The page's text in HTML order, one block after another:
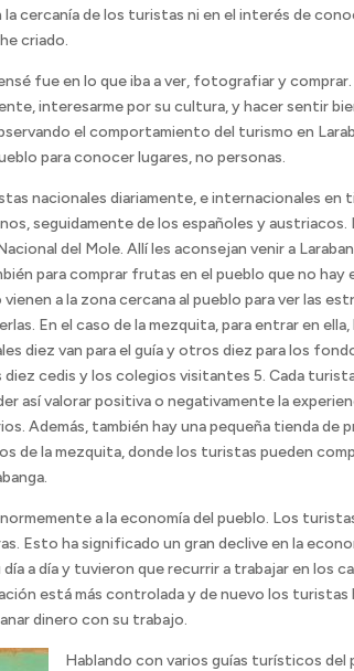
cercanía de los turistas ni en el interés de
criado.
fue en lo que iba a ver, fotografiar y
interesarme por su cultura, y hacer sentir
el comportamiento del turismo en
para conocer lugares, no personas.
nacionales diariamente, e internacionales en
seguidamente de los españoles y
del Mole. Allí les aconsejan venir a
para comprar frutas en el pueblo que no
a la zona cercana al pueblo para ver las
En el caso de la mezquita, para entrar en
diez van para el guía y otros diez para los
diez cedis y los colegios visitantes 5. Cada
así valorar positiva o negativamente la
Además, también hay una pequeña tienda de
de la mezquita, donde los turistas pueden
a la economía del pueblo. Los
Esto ha significado un gran declive en la
a día y tuvieron que recurrir a trabajar en los
está más controlada y de nuevo los turistas
dinero con su trabajo.
Hablando con varios guías turísticos del